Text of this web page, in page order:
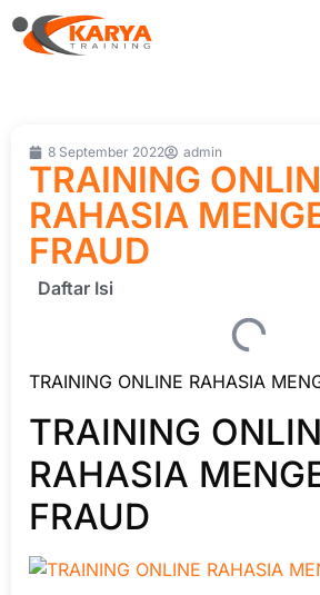
8 September 2022 admin
TRAINING
RAHASIA
FRAUD
Daftar Isi
TRAINING ONLINE RAHASIA
TRAINING
RAHASIA
FRAUD